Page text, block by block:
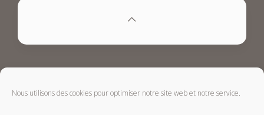
Nous utilisons des cookies pour optimiser notre site web et notre service.